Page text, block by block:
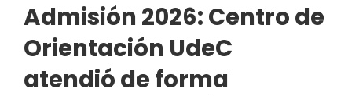
Admisión 2026: Centro de
Orientación UdeC
atendió de forma